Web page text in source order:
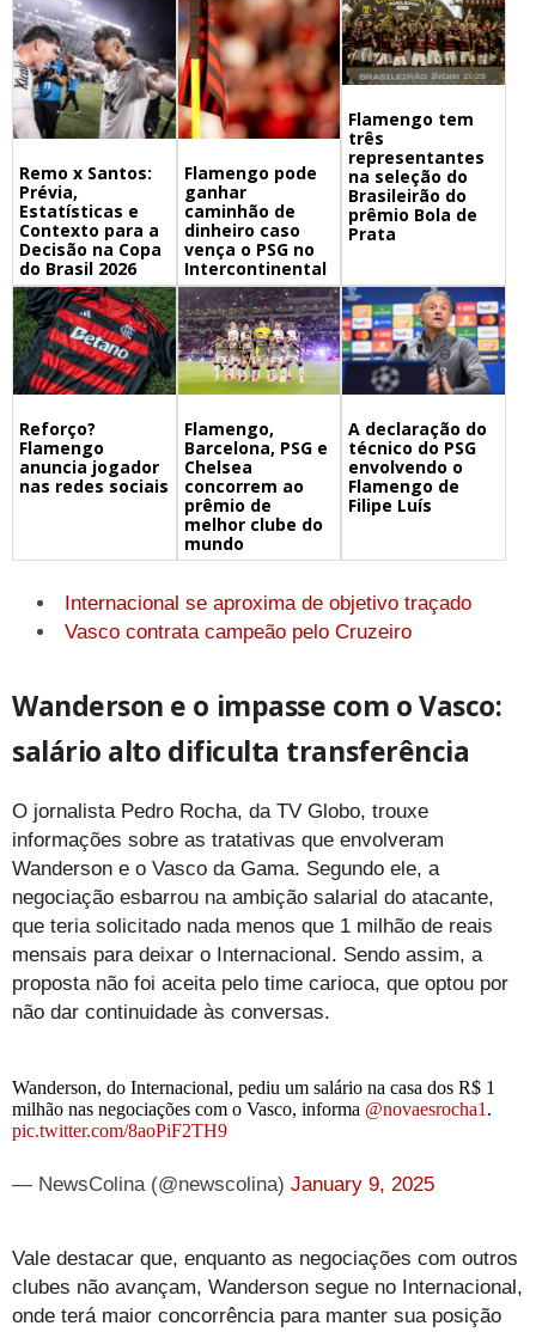
Remo x Santos:
Prévia,
Estatísticas e
Contexto para a
Decisão na Copa
do Brasil 2026
Flamengo pode
ganhar
caminhão de
dinheiro caso
vença o PSG no
Intercontinental
Flamengo tem
três
representantes
na seleção do
Brasileirão do
prêmio Bola de
Prata
Reforço?
Flamengo
anuncia jogador
nas redes sociais
Flamengo,
Barcelona, PSG e
Chelsea
concorrem ao
prêmio de
melhor clube do
mundo
A declaração do
técnico do PSG
envolvendo o
Flamengo de
Filipe Luís
Internacional se aproxima de objetivo traçado
Vasco contrata campeão pelo Cruzeiro
Wanderson e o impasse com o Vasco:
salário alto dificulta transferência
O jornalista Pedro Rocha, da TV Globo, trouxe
informações sobre as tratativas que envolveram
Wanderson e o Vasco da Gama. Segundo ele, a
negociação esbarrou na ambição salarial do atacante,
que teria solicitado nada menos que 1 milhão de reais
mensais para deixar o Internacional. Sendo assim, a
proposta não foi aceita pelo time carioca, que optou por
não dar continuidade às conversas.
Wanderson, do Internacional, pediu um salário na casa dos R$ 1
milhão nas negociações com o Vasco, informa @novaesrocha1.
pic.twitter.com/8aoPiF2TH9
— NewsColina (@newscolina) January 9, 2025
Vale destacar que, enquanto as negociações com outros
clubes não avançam, Wanderson segue no Internacional,
onde terá maior concorrência para manter sua posição